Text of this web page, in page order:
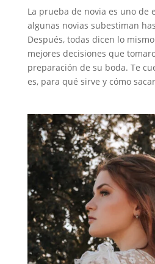
La prueba de novia es uno de
algunas novias subestiman
Después, todas dicen lo
mejores decisiones que
preparación de su boda. Te
es, para qué sirve y cómo